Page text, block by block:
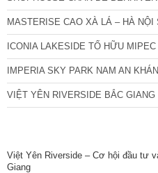
MASTERISE CAO XÀ LÁ – HÀ NỘI
ICONIA LAKESIDE TỐ HỮU MIPEC
IMPERIA SKY PARK NAM AN
VIỆT YÊN RIVERSIDE BẮC GIANG
Việt Yên Riverside – Cơ hội đầu tư
Giang